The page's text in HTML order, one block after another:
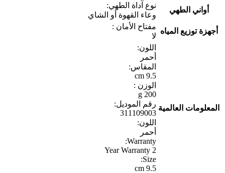
أواني الطهي
نوع آداة الطهي:
وعاء القهوة أو الشاي
أجهزة توزيع المياه
مفتاح الأمان :
لا
المعلومات العالمية
اللون:
أحمر
المقاس:
9.5 cm
الوزن :
200 g
رقم الموديل:
311109003
اللون:
أحمر
Warranty:
2 Year Warranty
Size:
9.5 cm